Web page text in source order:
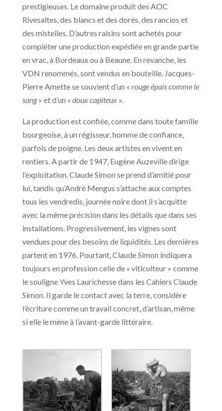
prestigieuses. Le domaine produit des AOC
Rivesaltes, des blancs et des dorés, des rancios et
des mistelles. D’autres raisins sont achetés pour
compléter une production expédiée en grande partie
en vrac, à Bordeaux ou à Beaune. En revanche, les
VDN renommés, sont vendus en bouteille. Jacques-
Pierre Amette se souvient d’un « rouge épais comme le
sang» et d’un « doux capiteux».
La production est confiée, comme dans toute famille
bourgeoise, à un régisseur, homme de confiance,
parfois de poigne. Les deux artistes en vivent en
rentiers. A partir de 1947, Eugène Auzeville dirige
l’exploitation. Claude Simon se prend d’amitié pour
lui, tandis qu’André Mengus s’attache aux comptes
tous les vendredis, journée noire dont il s’acquitte
avec la même précision dans les détails que dans ses
installations. Progressivement, les vignes sont
vendues pour des besoins de liquidités. Les dernières
partent en 1976. Pourtant, Claude Simon indiquera
toujours en profession celle de « viticulteur » comme
le souligne Yves Laurichesse dans les Cahiers Claude
Simon. Il garde le contact avec la terre, considère
l’écriture comme un travail concret, d’artisan, même
si elle le mène à l’avant-garde littéraire.